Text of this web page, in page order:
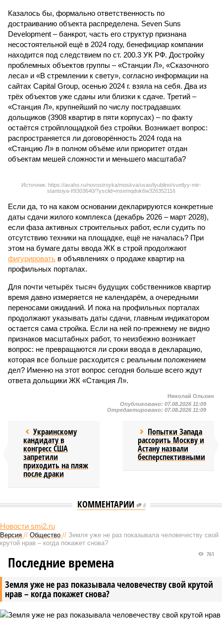
Казалось бы, формально ответственность по
достраиванию объекта распределена. Seven Suns
Development – банкрот, часть его структур признана
несостоятельной ещё в 2024 году, бенефициар компании
находится под следствием по ст. 200.3 УК РФ. Достройку
проблемных объектов группы – «Станции Л», «Сказочного
леса» и «В стремлении к свету», согласно информации на
сайтах Capital Group, осенью 2024 г. взяла на себя. Два из
трёх объектов уже сданы или близки к сдаче. Третий –
«Станция Л», крупнейший по числу пострадавших
дольщиков (3908 квартир в пяти корпусах) – по факту
остаётся стройплощадкой без стройки. Возникает вопрос:
распространяется ли договорённость 2024 года на
«Станцию Л» в полном объёме или приоритет отдан
объектам мешей сложности и меньшего масштаба?
Источник: https://avaho.ru/novostroyka/moskva/uvao/lyublino/svetlyy-mir-
stantsiya-l/9303640/?ysclid=msemqdok6w326352116
Если да, то на каком основании декларируются конкретные
даты сдачи жилого комплекса (декабрь 2026 – март 2028),
если фаза активных строительных работ, если судить по
отсутствию техники на площадке, ещё не началась? При
этом на бумаге даты ввода ЖК в строй продолжают
фигурировать в объявлениях о продаже квартир на
профильных порталах.
Для почти четырёх тысяч будущих собственников квартир
время давно измеряется не календарём, а очередными
переносами ожиданий. И пока на профильных порталах
продолжают указывать даты сдачи, главным индикатором
остается сама стройка. Если на ней по-прежнему не видно
признаков масштабных работ, то неизбежно возникает
вопрос: не превращаются ли сроки ввода в декларацию,
которая все больше расходится с реальным положением
дел? Именно на этот вопрос сегодня больше всего ждут
ответа дольщики ЖК «Станция Л».
Николай Ольхин
Опубликовано: 07.08.2026 11:09
Отредактировано: 07.08.2026 11:09
Украинскому
кандидату в
конгресс США
запретили
приходить на пляж
после драки
Попытки Запада
рассорить Москву и
Астану назвали
бесперспективными
КОММЕНТАРИИ 0
Новости smi2.ru
Версия // Общество // Земля уже не раз показывала человечеству свой
крутой нрав – когда покажет снова?
Земля уже не раз показывала человечеству свой крутой
нрав – когда покажет снова?
761
Последние времена